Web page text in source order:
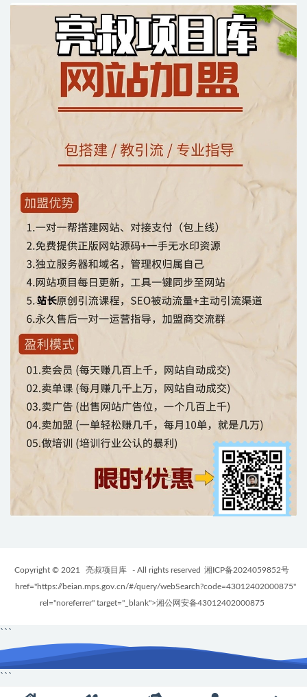
Copyright © 2021 亮叔项目库 - All rights reserved 湘ICP备2024059852号
href="https://beian.mps.gov.cn/#/query/webSearch?code=43012402000875"
rel="noreferrer" target="_blank">湘公网安备43012402000875
```
```